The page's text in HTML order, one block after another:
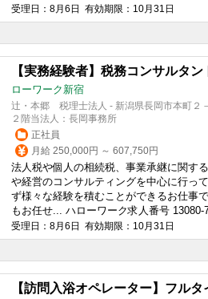
受理日：8月6日 有効期限：10月31日
【実務経験者】税務コンサルタ
ローワーク新宿
辻・本郷 税理士法人 - 新潟県長岡市本町２
２階当法人：長岡事務所
正社員
月給 250,000円 ～ 607,750円
法人税や個人の相続税、事業承継に関す
や経営のコンサルティングを中心に行っ
ず様々な経験を積むことができるお仕事
もお任せ... ハローワーク求人番号 13080-
受理日：8月6日 有効期限：10月31日
【訪問入浴オペレーター】フル